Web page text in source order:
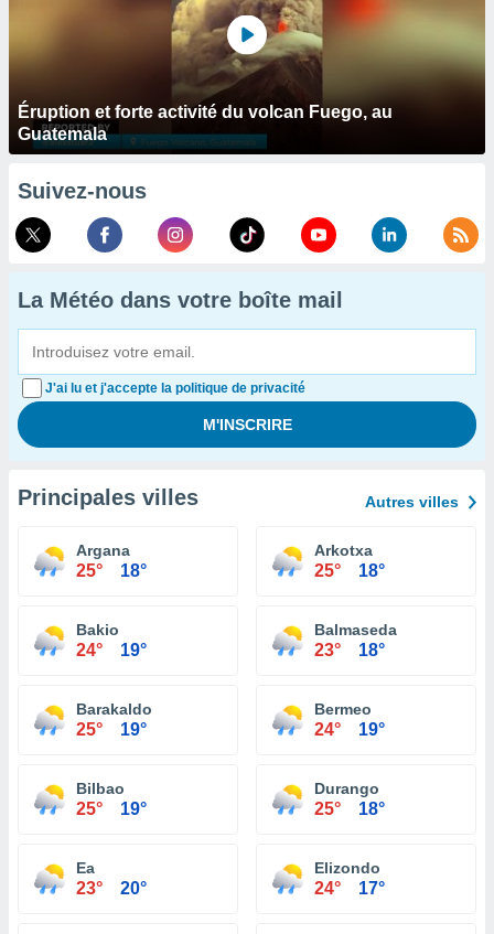
Éruption et forte activité du volcan Fuego, au
Guatemala
Suivez-nous
La Météo dans votre boîte mail
J'ai lu et j'accepte la politique de privacité
Principales villes Autres villes
Argana
25° 18°
Arkotxa
25° 18°
Bakio
24° 19°
Balmaseda
23° 18°
Barakaldo
25° 19°
Bermeo
24° 19°
Bilbao
25° 19°
Durango
25° 18°
Ea
23° 20°
Elizondo
24° 17°